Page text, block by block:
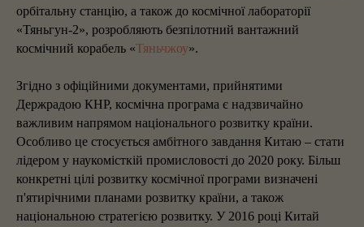
орбітальну станцію, а також до космічної лабораторії
«Тяньгун-2», розробляють безпілотний вантажний
космічний корабель «Тяньчжоу».
Згідно з офіційними документами, прийнятими
Держрадою КНР, космічна програма є надзвичайно
важливим напрямом національного розвитку країни.
Особливо це стосується амбітного завдання Китаю – стати
лідером у наукомісткій промисловості до 2020 року. Більш
конкретні цілі розвитку космічної програми визначені
п'ятирічними планами розвитку країни, а також
національною стратегією розвитку. У 2016 році Китай